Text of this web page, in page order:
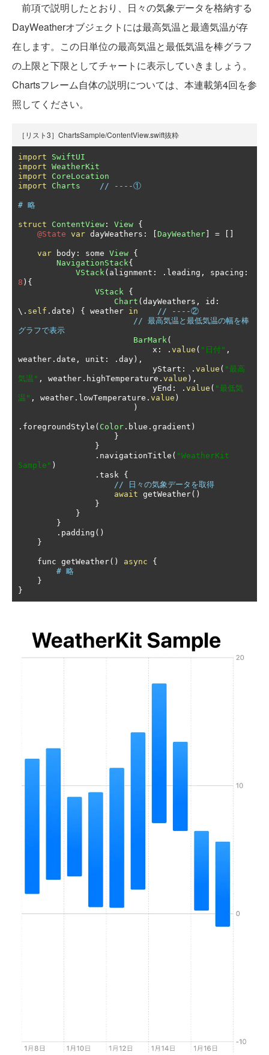
前項で説明したとおり、日々の気象データを格納する
DayWeatherオブジェクトには最高気温と最適気温が存
在します。この日単位の最高気温と最低気温を棒グラフ
の上限と下限としてチャートに表示していきましょう。
Chartsフレーム自体の説明については、本連載第4回を参
照してください。
［リスト3］ChartsSample/ContentView.swift抜粋
import
SwiftUI
import WeatherKit
import
CoreLocation
import
Charts // ----①
# 略
struct ContentView : View {
@State var dayWeathers : DayWeather =
var body : some View {
NavigationStack{
VStack( alignment : . leading , spacing :
8 ){
VStack {
Chart ( dayWeathers , id :
\. self . date ) { weather in
// ----②
// 最高気温と最低気温の幅を棒
グラフで表示
BarMark(
                            x
: . value ( "日付" ,
weather . date , unit : . day ),
                            yStart
: . value ( "最高
気温" , weather . highTemperature . value ),
                            yEnd
: . value ( "最低気
温" , weather . lowTemperature . value )
)
. foregroundStyle ( Color . blue . gradient )
}
}
. navigationTitle ( "WeatherKit
Sample" )
. task {
// 日々の気象データを取得
await getWeather()
}
}
}
. padding ()
}
    func getWeather
() async
{
}
}